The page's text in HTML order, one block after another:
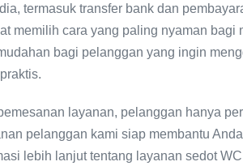
termasuk transfer bank dan
memilih cara yang paling nyaman
bagi pelanggan yang ingin
layanan, pelanggan hanya
pelanggan kami siap membantu
lebih lanjut tentang layanan sedot